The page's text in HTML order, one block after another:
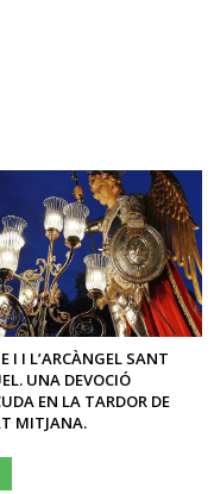
I I L’ARCÀNGEL SANT
UNA DEVOCIÓ
EN LA TARDOR DE
MITJANA.